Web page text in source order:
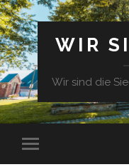
WIR
Wir sind die